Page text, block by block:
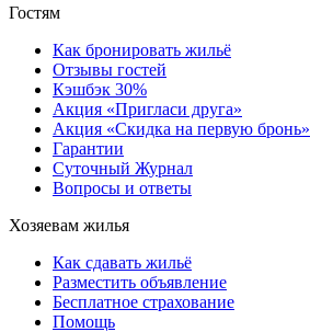
Гостям
Как бронировать жильё
Отзывы гостей
Кэшбэк 30%
Акция «Пригласи друга»
Акция «Скидка на первую бронь»
Гарантии
Суточный Журнал
Вопросы и ответы
Хозяевам жилья
Как сдавать жильё
Разместить объявление
Бесплатное страхование
Помощь